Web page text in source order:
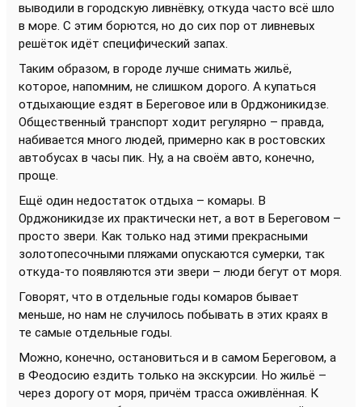
выводили в городскую ливнёвку, откуда часто всё шло
в море. С этим борются, но до сих пор от ливневых
решёток идёт специфический запах.
Таким образом, в городе лучше снимать жильё,
которое, напомним, не слишком дорого. А купаться
отдыхающие ездят в Береговое или в Орджоникидзе.
Общественный транспорт ходит регулярно – правда,
набивается много людей, примерно как в ростовских
автобусах в часы пик. Ну, а на своём авто, конечно,
проще.
Ещё один недостаток отдыха – комары. В
Орджоникидзе их практически нет, а вот в Береговом –
просто звери. Как только над этими прекрасными
золотопесочными пляжами опускаются сумерки, так
откуда-то появляются эти звери – люди бегут от моря.
Говорят, что в отдельные годы комаров бывает
меньше, но нам не случилось побывать в этих краях в
те самые отдельные годы.
Можно, конечно, остановиться и в самом Береговом, а
в Феодосию ездить только на экскурсии. Но жильё –
через дорогу от моря, причём трасса оживлённая. К